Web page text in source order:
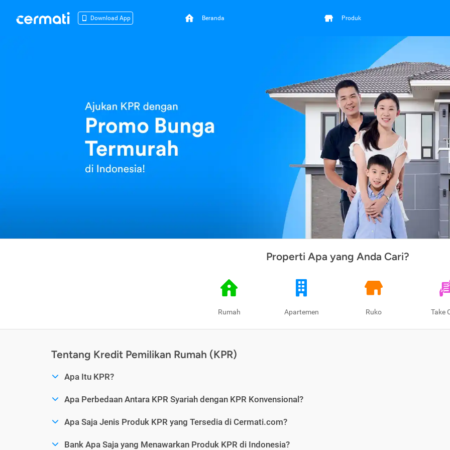
Download App Beranda Produk
Properti Apa yang Anda Cari?
Rumah Apartemen Ruko Take
Tentang Kredit Pemilikan Rumah (KPR)
Apa Itu KPR?
Apa Perbedaan Antara KPR Syariah dengan KPR Konvensional?
Apa Saja Jenis Produk KPR yang Tersedia di Cermati.com?
Bank Apa Saja yang Menawarkan Produk KPR di Indonesia?